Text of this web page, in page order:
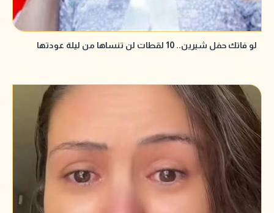
لو فاتك حفل شيرين.. 10 لقطات لن تنساها من ليلة عودتها